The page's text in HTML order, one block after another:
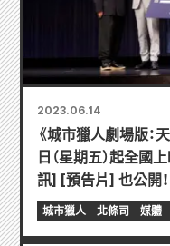
2023.06.14
《城市獵人劇場版：
日（星期五）起全國
訊] [預告片] 也公開！
城市獵人 北條司 媒體